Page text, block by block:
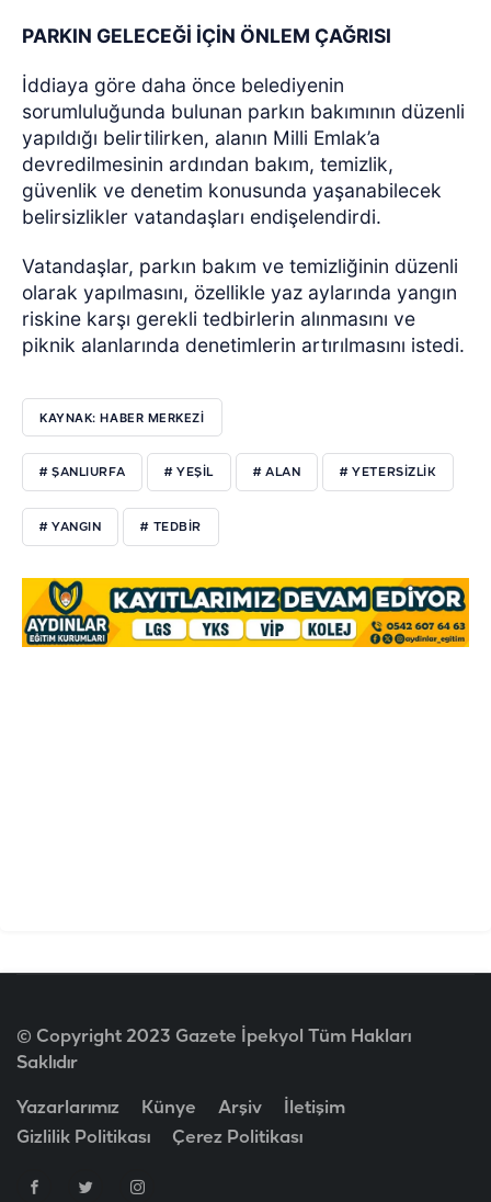
PARKIN GELECEĞİ İÇİN ÖNLEM ÇAĞRISI
İddiaya göre daha önce belediyenin
sorumluluğunda bulunan parkın bakımının düzenli
yapıldığı belirtilirken, alanın Milli Emlak’a
devredilmesinin ardından bakım, temizlik,
güvenlik ve denetim konusunda yaşanabilecek
belirsizlikler vatandaşları endişelendirdi.
Vatandaşlar, parkın bakım ve temizliğinin düzenli
olarak yapılmasını, özellikle yaz aylarında yangın
riskine karşı gerekli tedbirlerin alınmasını ve
piknik alanlarında denetimlerin artırılmasını istedi.
KAYNAK: HABER MERKEZİ
# ŞANLIURFA # YEŞİL # ALAN # YETERSİZLİK
# YANGIN # TEDBİR
© Copyright 2023 Gazete İpekyol Tüm Hakları
Saklıdır
Yazarlarımız Künye Arşiv
İletişim
Gizlilik Politikası
Çerez Politikası